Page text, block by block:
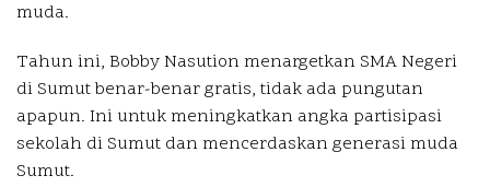
muda.
Tahun ini, Bobby Nasution menargetkan SMA Negeri
di Sumut benar-benar gratis, tidak ada pungutan
apapun. Ini untuk meningkatkan angka partisipasi
sekolah di Sumut dan mencerdaskan generasi muda
Sumut.